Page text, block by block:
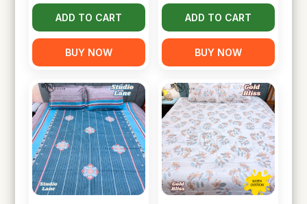
ADD TO CART
BUY NOW
ADD TO CART
BUY NOW